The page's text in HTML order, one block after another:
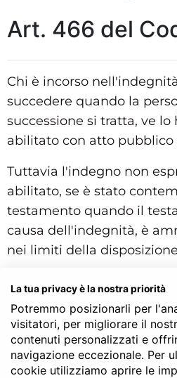
Art. 466 del
Chi è incorso
succedere quando la
successione si tratta, ve lo
abilitato con atto pubblico
Tuttavia l'indegno non
abilitato, se è stato
testamento quando il
causa dell'indegnità, è
nei limiti della
Codice Civile
LIBRO SECONDO - Delle
TITOLO I - Disposizioni
Capo III - Dell’indegnità
Art. 466
La tua privacy è la nostra priorità
Potremmo posizionarli per
visitatori, per migliorare il
contenuti personalizzati e
navigazione eccezionale. Per
cookie utilizziamo aprire le